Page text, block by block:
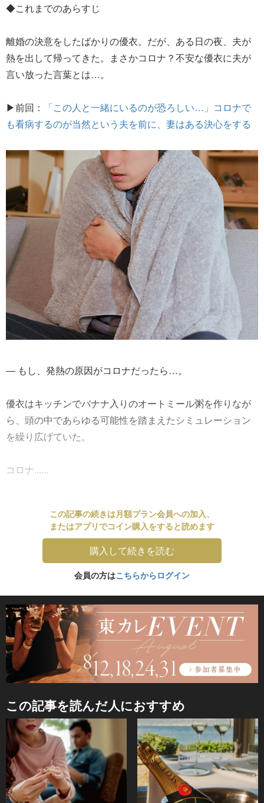
◆これまでのあらすじ
離婚の決意をしたばかりの優衣。だが、ある日の夜、夫が
熱を出して帰ってきた。まさかコロナ？不安な優衣に夫が
言い放った言葉とは…。
▶前回：
「この人と一緒にいるのが恐ろしい…」コロナで
も看病するのが当然という夫を前に、妻はある決心をする
― もし、発熱の原因がコロナだったら…。
優衣はキッチンでバナナ入りのオートミール粥を作りなが
ら、頭の中であらゆる可能性を踏まえたシミュレーション
を繰り広げていた。
コロナ......
この記事の続きは月額プラン会員への加入、
またはアプリでコイン購入をすると読めます
購入して続きを読む
会員の方はこちらからログイン
この記事を読んだ人におすすめ